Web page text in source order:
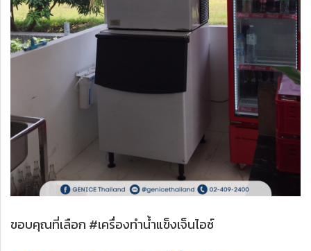
ขอบคุณที่เลือก #เครื่องทำน้ำแข็งเจ็นไอซ์